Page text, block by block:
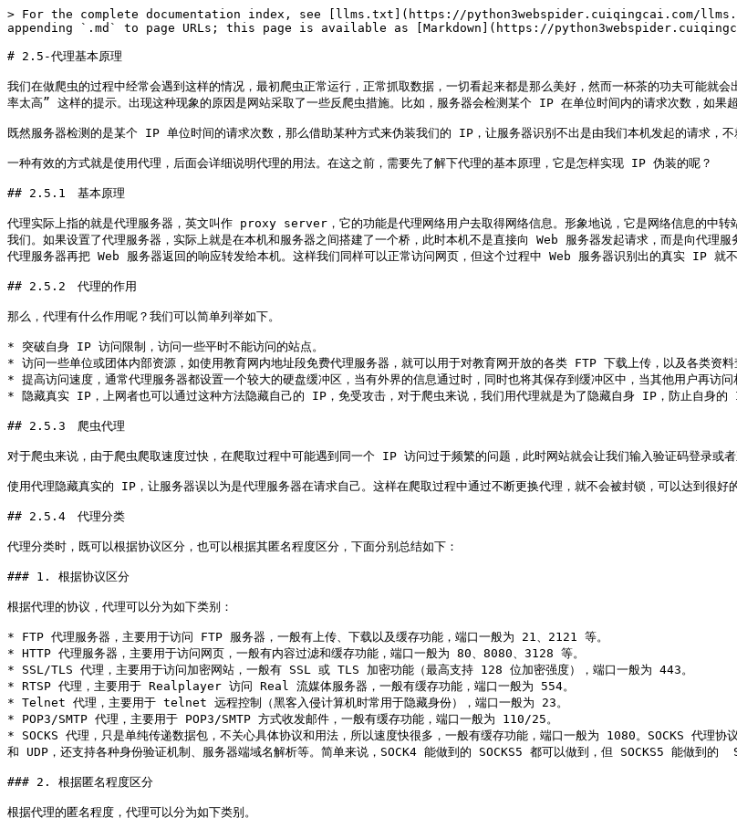
> For the complete documentation index, see [llms.txt](https://python3webspider.cuiqingcai.com/
appending `.md` to page URLs; this page is available as [Markdown](https://
# 2.5-代理基本原理
我们在做爬虫的过程中经常会遇到这样的情况，最初爬虫正常运行，正常抓取数据，一切看起来都是那么美好，然而一杯茶的功夫可
率太高” 这样的提示。出现这种现象的原因是网站采取了一些反爬虫措施。比如，服务器会检测某个 IP 在单位时间内的请求次数，如果
既然服务器检测的是某个 IP 单位时间的请求次数，那么借助某种方式来伪装我们的 IP，让服务器识别不出是由我们本机发起的请求，
一种有效的方式就是使用代理，后面会详细说明代理的用法。在这之前，需要先了解下代理的基本原理，它是怎样实现 IP 伪装的呢？
## 2.5.1　基本原理
代理实际上指的就是代理服务器，英文叫作 proxy server，它的功能是代理网络用户去取得网络信息。形象地说，它是网络信息的中
我们。如果设置了代理服务器，实际上就是在本机和服务器之间搭建了一个桥，此时本机不是直接向 Web 服务器发起请求，而是向代理
代理服务器再把 Web 服务器返回的响应转发给本机。这样我们同样可以正常访问网页，但这个过程中 Web 服务器识别出的真实 IP
## 2.5.2　代理的作用
那么，代理有什么作用呢？我们可以简单列举如下。
* 突破自身 IP 访问限制，访问一些平时不能访问的站点。
* 访问一些单位或团体内部资源，如使用教育网内地址段免费代理服务器，就可以用于对教育网开放的各类 FTP 下载上传，以及各类资料
* 提高访问速度，通常代理服务器都设置一个较大的硬盘缓冲区，当有外界的信息通过时，同时也将其保存到缓冲区中，当其他用户再访
* 隐藏真实 IP，上网者也可以通过这种方法隐藏自己的 IP，免受攻击，对于爬虫来说，我们用代理就是为了隐藏自身 IP，防止自身的
## 2.5.3　爬虫代理
对于爬虫来说，由于爬虫爬取速度过快，在爬取过程中可能遇到同一个 IP 访问过于频繁的问题，此时网站就会让我们输入验证码登录或
使用代理隐藏真实的 IP，让服务器误以为是代理服务器在请求自己。这样在爬取过程中通过不断更换代理，就不会被封锁，可以达到很好
## 2.5.4　代理分类
代理分类时，既可以根据协议区分，也可以根据其匿名程度区分，下面分别总结如下：
### 1. 根据协议区分
根据代理的协议，代理可以分为如下类别：
* FTP 代理服务器，主要用于访问 FTP 服务器，一般有上传、下载以及缓存功能，端口一般为 21、2121 等。
* HTTP 代理服务器，主要用于访问网页，一般有内容过滤和缓存功能，端口一般为 80、8080、3128 等。
* SSL/TLS 代理，主要用于访问加密网站，一般有 SSL 或 TLS 加密功能（最高支持 128 位加密强度），端口一般为 443。
* RTSP 代理，主要用于 Realplayer 访问 Real 流媒体服务器，一般有缓存功能，端口一般为 554。
* Telnet 代理，主要用于 telnet 远程控制（黑客入侵计算机时常用于隐藏身份），端口一般为 23。
* POP3/SMTP 代理，主要用于 POP3/SMTP 方式收发邮件，一般有缓存功能，端口一般为 110/25。
* SOCKS 代理，只是单纯传递数据包，不关心具体协议和用法，所以速度快很多，一般有缓存功能，端口一般为 1080。SOCKS 代理
和 UDP，还支持各种身份验证机制、服务器端域名解析等。简单来说，SOCK4 能做到的 SOCKS5 都可以做到，但 SOCKS5 能做到的
### 2. 根据匿名程度区分
根据代理的匿名程度，代理可以分为如下类别。